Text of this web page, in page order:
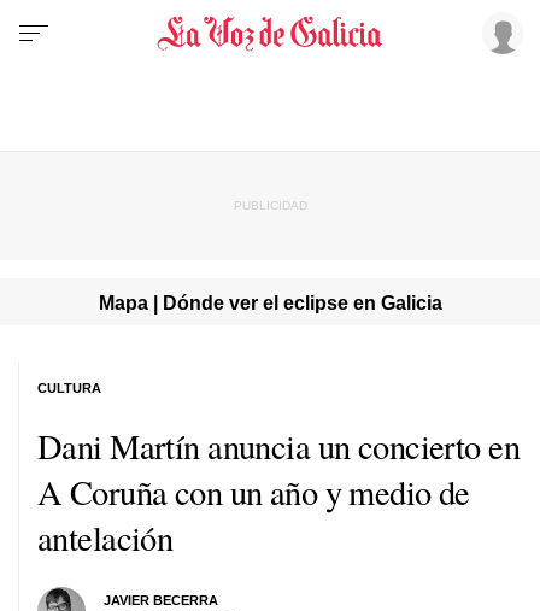
Mapa | Dónde ver el eclipse en Galicia
Dani Martín anuncia un concierto en
A Coruña con un año y medio de
antelación
JAVIER BECERRA
CULTURA